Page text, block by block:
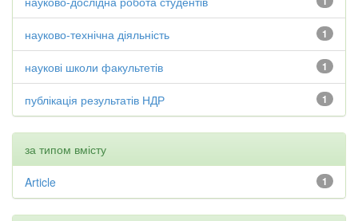
1
науково-технічна діяльність
1
наукові школи факультетів
1
публікація результатів НДР
за типом вмісту
1
Article